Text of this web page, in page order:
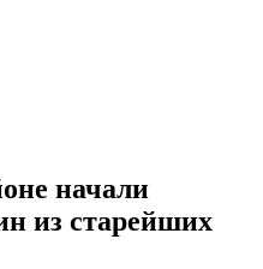
начали
из старейших